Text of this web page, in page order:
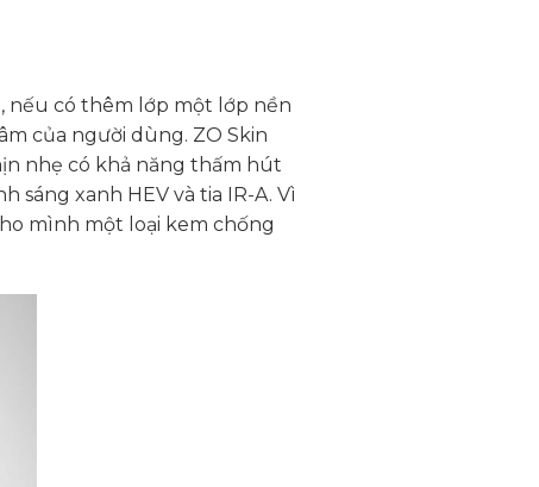
nếu có thêm lớp một lớp nền
của người dùng. ZO Skin
nhẹ có khả năng thấm hút
sáng xanh HEV và tia IR-A. Vì
mình một loại kem chống